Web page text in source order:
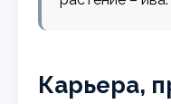
Карьера,